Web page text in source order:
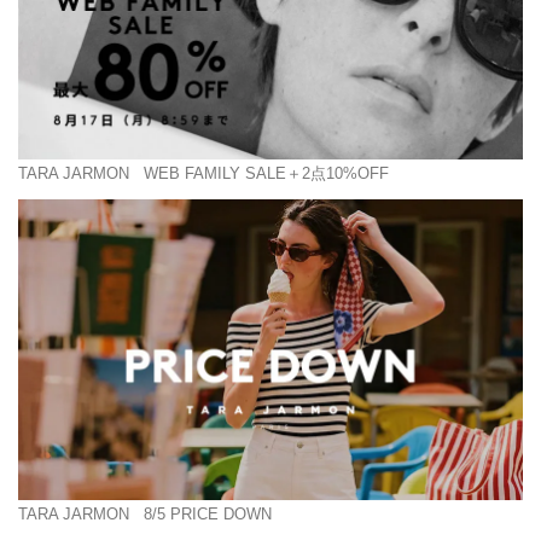
TARA JARMON WEB FAMILY SALE＋2点10%OFF
TARA JARMON 8/5 PRICE DOWN